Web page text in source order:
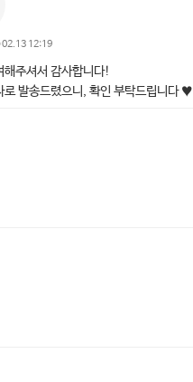
02.13 12:19
해주셔서 감사합니다!
로 발송드렸으니, 확인 부탁드립니다 ♥